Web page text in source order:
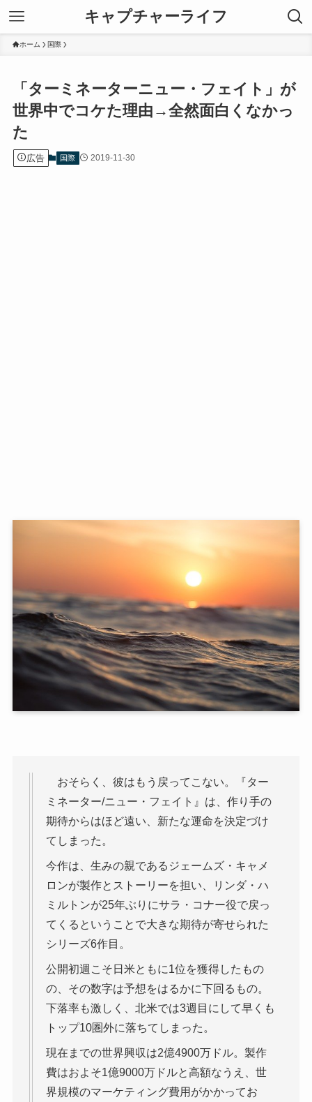
キャプチャーライフ
ホーム 国際
「ターミネーターニュー・フェイト」が
世界中でコケた理由→全然面白くなかっ
た
広告 国際 2019-11-30
おそらく、彼はもう戻ってこない。『ター
ミネーター/ニュー・フェイト』は、作り手の
期待からはほど遠い、新たな運命を決定づけ
てしまった。
今作は、生みの親であるジェームズ・キャメ
ロンが製作とストーリーを担い、リンダ・ハ
ミルトンが25年ぶりにサラ・コナー役で戻っ
てくるということで大きな期待が寄せられた
シリーズ6作目。
公開初週こそ日米ともに1位を獲得したもの
の、その数字は予想をはるかに下回るもの。
下落率も激しく、北米では3週目にして早くも
トップ10圏外に落ちてしまった。
現在までの世界興収は2億4900万ドル。製作
費はおよそ1億9000万ドルと高額なうえ、世
界規模のマーケティング費用がかかってお